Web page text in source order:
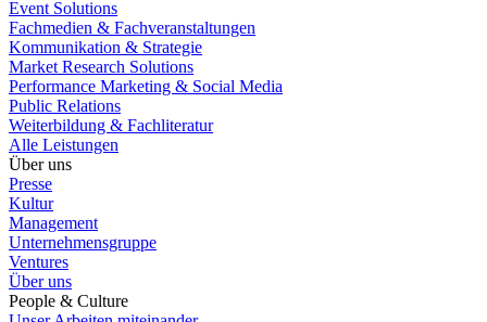
Event Solutions
Fachmedien & Fachveranstaltungen
Kommunikation & Strategie
Market Research Solutions
Performance Marketing & Social Media
Public Relations
Weiterbildung & Fachliteratur
Alle Leistungen
Über uns
Presse
Kultur
Management
Unternehmensgruppe
Ventures
Über uns
People & Culture